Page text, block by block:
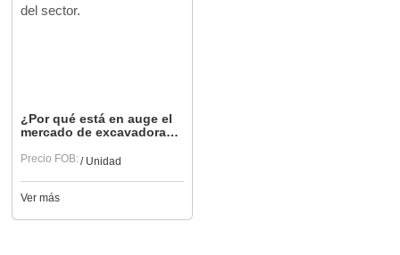
¿Por qué está en auge el
mercado de excavadoras
análisis de las tendencias
Precio FOB:/ Unidad
Ver más